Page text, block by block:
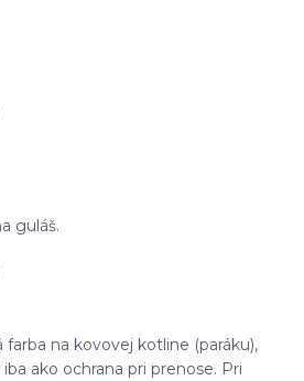
guláš.
farba na kovovej kotline (paráku),
ako ochrana pri prenose. Pri